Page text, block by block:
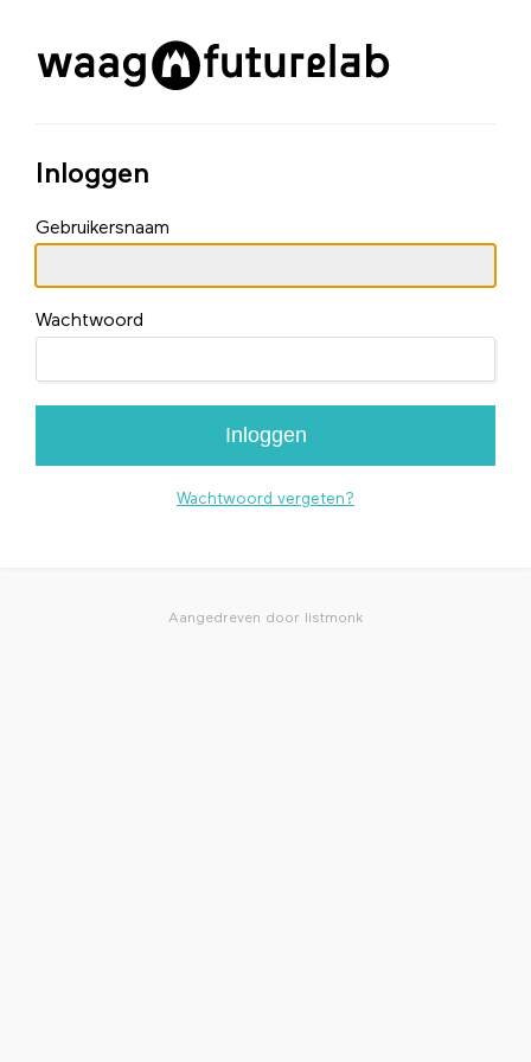
Inloggen
Gebruikersnaam
Wachtwoord
Inloggen
Wachtwoord vergeten?
Aangedreven door listmonk